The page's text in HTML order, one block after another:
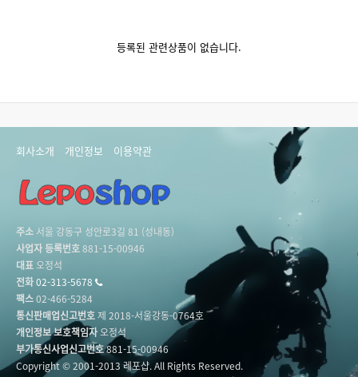
등록된 관련상품이 없습니다.
회사소개 개인정보 이용약관
주소 서울 강동구 성안로3길 81 (성내동)
사업자 등록번호881-15-00946
대표오정석
전화02-313-5678
팩스02-466-5284
통신판매업신고번호제 2018-서울강동-0764호
개인정보 보호책임자오정석
부가통신사업신고번호881-15-00946
Copyright © 2001-2013 레포샵. All Rights Reserved.